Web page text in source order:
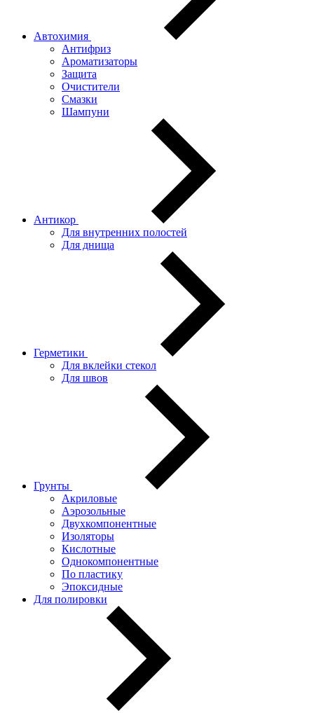
Автохимия
Антифриз
Ароматизаторы
Защита
Очистители
Смазки
Шампуни
Антикор
Для внутренних полостей
Для днища
Герметики
Для вклейки стекол
Для швов
Грунты
Акриловые
Аэрозольные
Двухкомпонентные
Изоляторы
Кислотные
Однокомпонентные
По пластику
Эпоксидные
Для полировки